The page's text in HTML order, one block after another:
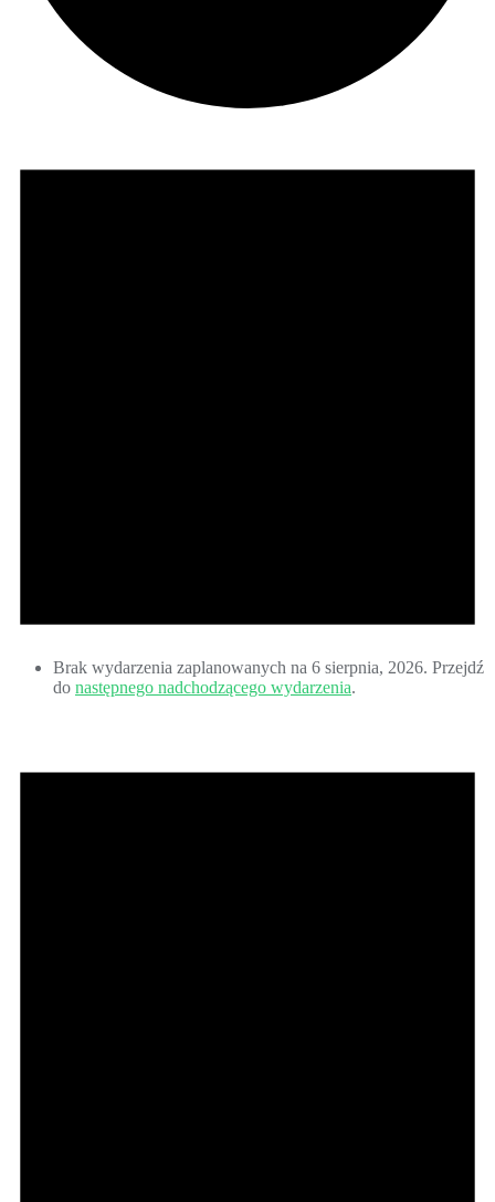
Brak wydarzenia zaplanowanych na 6 sierpnia, 2026. Przejdź
do następnego nadchodzącego wydarzenia.